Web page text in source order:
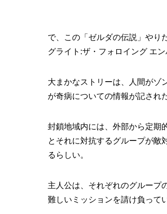
で、この「ゼルダの伝説」やり
グライト:ザ・フォロイング エ
大まかなストリーは、人間がゾ
が奇病についての情報が記され
封鎖地域内には、外部から定期
とそれに対抗するグループが敵
るらしい。
主人公は、それぞれのグループ
難しいミッションを請け負って